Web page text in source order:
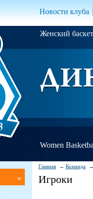
Новости клуба
Женский
Women
Главная Команда
Игроки